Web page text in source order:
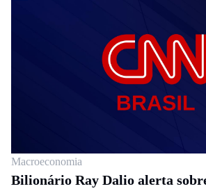
Macroeconomia
Bilionário Ray Dalio alerta